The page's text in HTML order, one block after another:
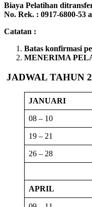
Biaya Pelatihan
No. Rek. : 0917-6800-53
Catatan :
Batas konfirmasi
MENERIMA
JADWAL TAHUN
JANUARI
08 – 10
19 – 21
26 – 28
APRIL